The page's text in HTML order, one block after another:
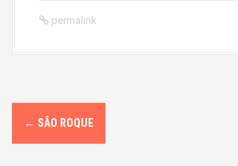
permalink
P
o
← SÃO ROQUE